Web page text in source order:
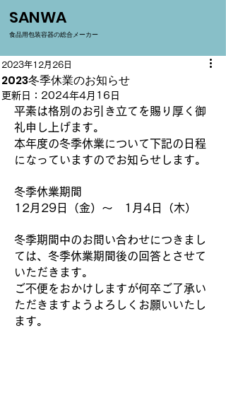
SANWA
​食品用包装容器の総合メーカー
2023冬季休業のお知らせ
2023年12月26日
更新日： 2024年4月16日
平素は格別のお引き立てを賜り厚く御
礼申し上げます。
本年度の冬季休業について下記の日程
になっていますのでお知らせします。
冬季休業期間
12月29日（金）～　1月4日（木）
冬季期間中のお問い合わせにつきまし
ては、冬季休業期間後の回答とさせて
いただきます。
ご不便をおかけしますが何卒ご了承い
ただきますようよろしくお願いいたし
ます。